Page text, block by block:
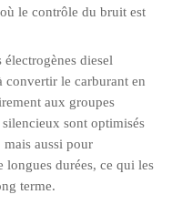
le contrôle du bruit est
diesel
convertir le carburant en
aux groupes
sont optimisés
aussi pour
longues durées, ce qui les
terme.